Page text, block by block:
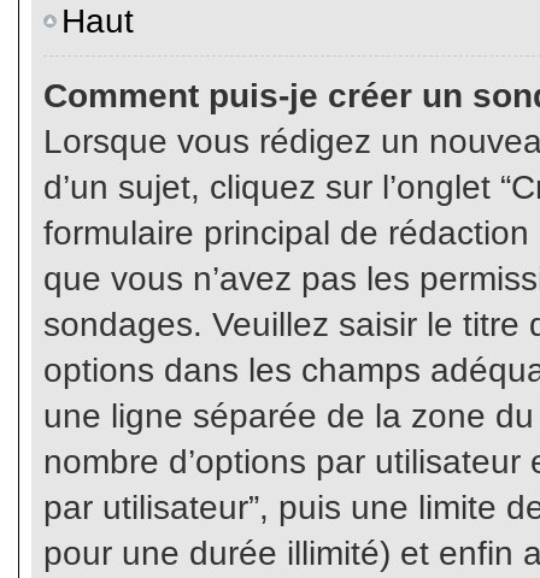
Haut
Comment puis-je créer un
Lorsque vous rédigez un
d’un sujet, cliquez sur l’onglet
formulaire principal de
que vous n’avez pas les
sondages. Veuillez saisir le
options dans les champs
une ligne séparée de la zone
nombre d’options par
par utilisateur”, puis une limite
pour une durée illimité) et enfin